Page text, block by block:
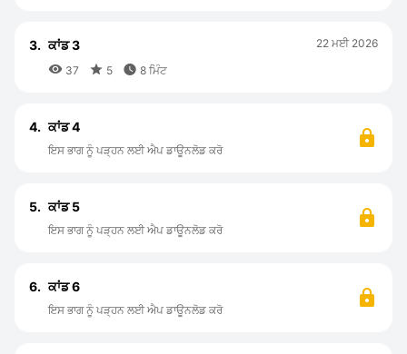
3. ਕਾਂਡ 3
 37  5  8 ਮਿੰਟ
22 ਮਈ 2026
4. ਕਾਂਡ 4
ਇਸ ਭਾਗ ਨੂੰ ਪੜ੍ਹਨ ਲਈ ਐਪ ਡਾਊਨਲੋਡ ਕਰੋ
5. ਕਾਂਡ 5
ਇਸ ਭਾਗ ਨੂੰ ਪੜ੍ਹਨ ਲਈ ਐਪ ਡਾਊਨਲੋਡ ਕਰੋ
6. ਕਾਂਡ 6
ਇਸ ਭਾਗ ਨੂੰ ਪੜ੍ਹਨ ਲਈ ਐਪ ਡਾਊਨਲੋਡ ਕਰੋ